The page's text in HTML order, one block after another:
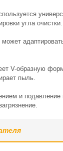
угла очистки.
V-образную
пыль.
и